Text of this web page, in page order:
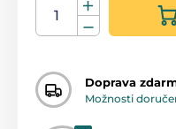
Doprava
Možnosti